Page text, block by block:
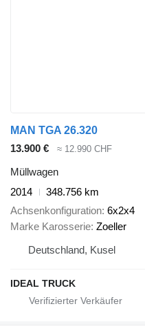
MAN TGA 26.320
13.900 €
≈ 12.990 CHF
Müllwagen
2014
348.756 km
Achsenkonfiguration 6x2x4
Marke Karosserie Zoeller
Deutschland, Kusel
IDEAL TRUCK